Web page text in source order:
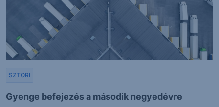
Gyenge befejezés a második negyedévre
SZTORI